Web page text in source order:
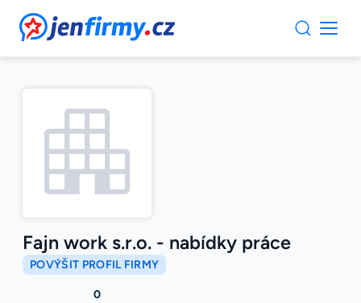
JenFirmy.cz
Fajn work s.r.o. - nabídky práce
POVÝŠIT PROFIL FIRMY
0